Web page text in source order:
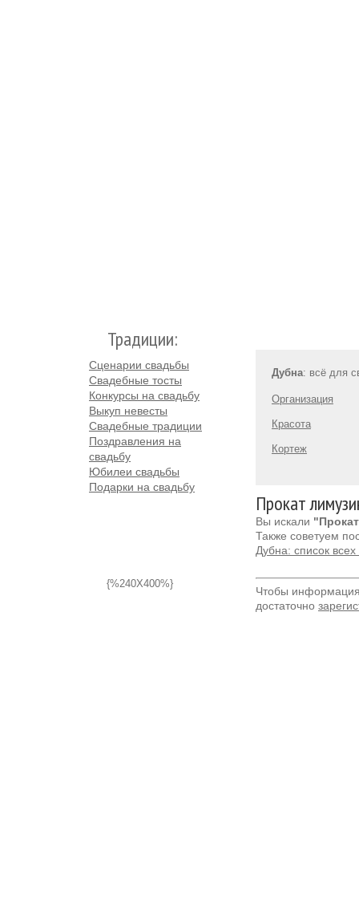
Традиции:
Сценарии свадьбы
Свадебные тосты
Конкурсы на свадьбу
Выкуп невесты
Свадебные традиции
Поздравления на
свадьбу
Юбилеи свадьбы
Подарки на свадьбу
{%240X400%}
Дубна: всё для
Организация
Красота
Кортеж
Прокат
Вы искали
Также советуем
Дубна: список
Чтобы
достаточно